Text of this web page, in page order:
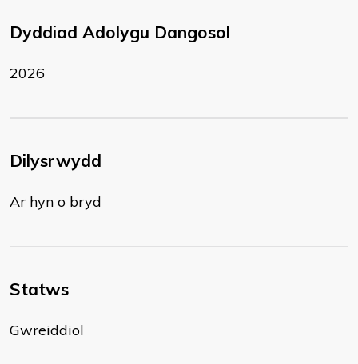
Dyddiad Adolygu Dangosol
2026
Dilysrwydd
Ar hyn o bryd
Statws
Gwreiddiol